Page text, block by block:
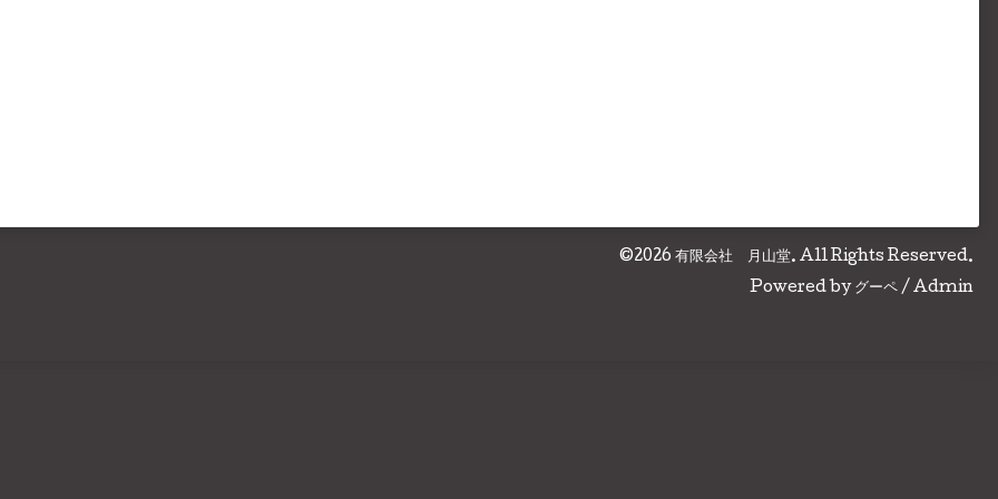
©2026 有限会社 月山堂. All Rights Reserved.
Powered by グーペ / Admin